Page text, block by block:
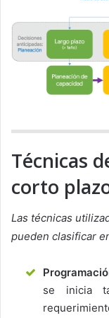
Técnicas
corto
Las técnicas
pueden clasificar
se inicia